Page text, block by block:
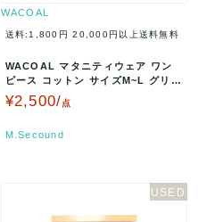
WACOAL
送料:1,800円 20,000円以上送料無料
WACOAL マタニティウェア ワン
ピース コットン サイズM~L グリー
ン×ベージュ QPT505…
¥2,500/点
M.Secound